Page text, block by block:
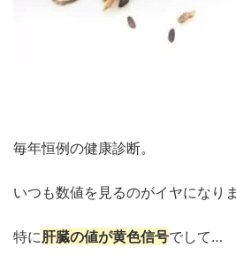
毎年恒例の健康診断。
いつも数値を見るのがイヤになり
特に肝臓の値が黄色信号でして…